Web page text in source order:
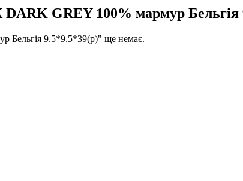
GREY 100% мармур Бельгія
9.5*9.5*39(р)" ще немає.